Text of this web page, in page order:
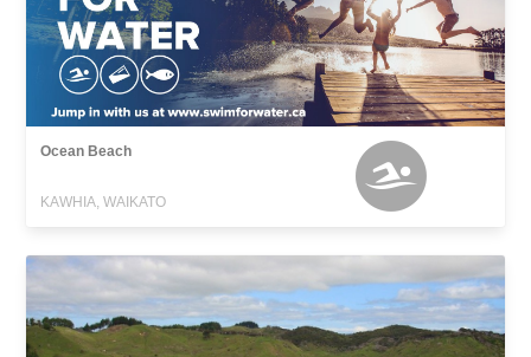
Ocean Beach
KAWHIA, WAIKATO